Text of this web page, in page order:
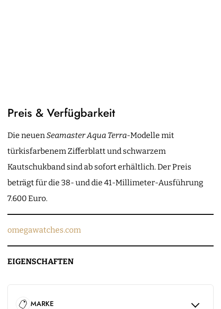
Preis & Verfügbarkeit
Die neuenSeamaster Aqua Terra-Modelle mit
türkisfarbenem Zifferblatt und schwarzem
Kautschukband sind ab sofort erhältlich. Der Preis
beträgt für die 38- und die 41-Millimeter-Ausführung
7.600 Euro.
omegawatches.com
EIGENSCHAFTEN
MARKE